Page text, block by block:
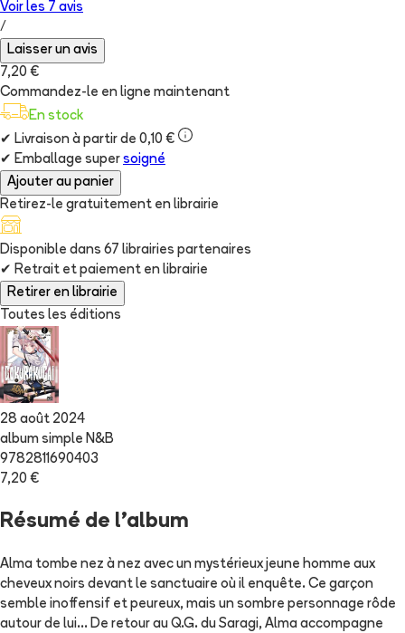
Voir les 7 avis
/
Laisser un avis
7,20 €
Commandez-le en ligne maintenant
En stock
✔ Livraison à partir de 0,10 €
✔ Emballage super soigné
Ajouter au panier
Retirez-le gratuitement en librairie
Disponible dans 67 librairies partenaires
✔ Retrait et paiement en librairie
Retirer en librairie
Toutes les éditions
28 août 2024
album simple N&B
9782811690403
7,20 €
Résumé de l'album
Alma tombe nez à nez avec un mystérieux jeune homme aux
cheveux noirs devant le sanctuaire où il enquête. Ce garçon
semble inoffensif et peureux, mais un sombre personnage rôde
autour de lui… De retour au Q.G. du Saragi, Alma accompagne